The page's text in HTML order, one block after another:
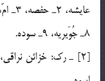
8ـ جُوَيريه، 9ـ سوده.